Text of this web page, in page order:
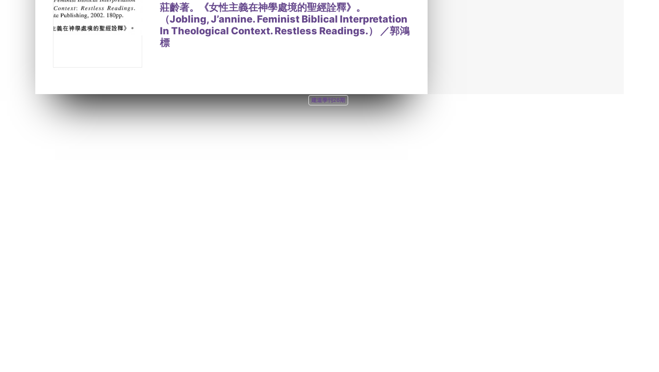
莊齡著。《女性主義在神學處境的聖經詮釋》。
（Jobling, J’annine. Feminist Biblical Interpretation
In Theological Context. Restless Readings.） ／郭鴻
標
建道學刊26期